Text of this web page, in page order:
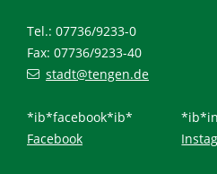
Tel.: 07736/9233-0
Fax: 07736/9233-40
stadt@tengen.de
*ib*facebook*ib*
Facebook